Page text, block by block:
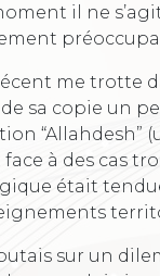
il ne
me trotte
sa copie un
“Allahdesh”
à des cas
était
sur un